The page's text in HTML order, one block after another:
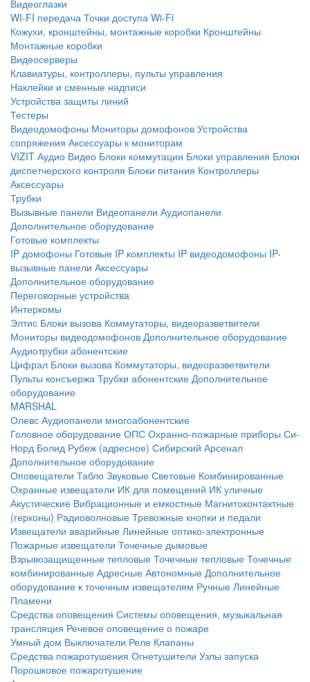
Видеоглазки
WI-FI передача Точки доступа Wi-Fi
Кожухи, кронштейны, монтажные коробки Кронштейны
Монтажные коробки
Видеосерверы
Клавиатуры, контроллеры, пульты управления
Наклейки и сменные надписи
Устройства защиты линий
Тестеры
Видеодомофоны Мониторы домофонов Устройства
сопряжения Аксессуары к мониторам
VIZIT Аудио Видео Блоки коммутации Блоки управления Блоки
диспетчерского контроля Блоки питания Контроллеры
Аксессуары
Трубки
Вызывные панели Видеопанели Аудиопанели
Дополнительное оборудование
Готовые комплекты
IP домофоны Готовые IP комплекты IP видеодомофоны IP-
вызывные панели Аксессуары
Дополнительное оборудование
Переговорные устройства
Интеркомы
Элтис Блоки вызова Коммутаторы, видеоразветвители
Мониторы видеодомофонов Дополнительное оборудование
Аудиотрубки абонентские
Цифрал Блоки вызова Коммутаторы, видеоразветвители
Пульты консъержа Трубки абонентские Дополнительное
оборудование
MARSHAL
Олевс Аудиопанели многоабонентские
Головное оборудование ОПС Охранно-пожарные приборы Си-
Норд Болид Рубеж (адресное) Сибирский Арсенал
Дополнительное оборудование
Оповещатели Табло Звуковые Световые Комбинированные
Охранные извещатели ИК для помещений ИК уличные
Акустические Вибрационные и емкостные Магнитоконтактные
(герконы) Радиоволновые Тревожные кнопки и педали
Извещатели аварийные Линейные оптико-электронные
Пожарные извещатели Точечные дымовые
Взрывозащищенные тепловые Точечные тепловые Точечные
комбинированные Адресные Автономные Дополнительное
оборудование к точечным извещателям Ручные Линейные
Пламени
Средства оповещения Системы оповещения, музыкальная
трансляция Речевое оповещение о пожаре
Умный дом Выключатели Реле Клапаны
Средства пожаротушения Огнетушители Узлы запуска
Порошковое пожаротушение